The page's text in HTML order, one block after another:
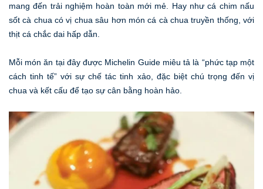
mang đến trải nghiệm hoàn toàn mới mẻ. Hay như cá chim nấu
sốt cà chua có vị chua sâu hơn món cá cà chua truyền thống, với
thịt cá chắc dai hấp dẫn.
Mỗi món ăn tại đây được Michelin Guide miêu tả là “phức tạp một
cách tinh tế” với sự chế tác tinh xảo, đặc biệt chú trọng đến vị
chua và kết cấu để tạo sự cân bằng hoàn hảo.